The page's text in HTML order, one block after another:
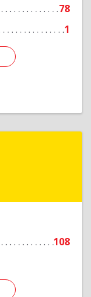
78
1
Подробнее
108